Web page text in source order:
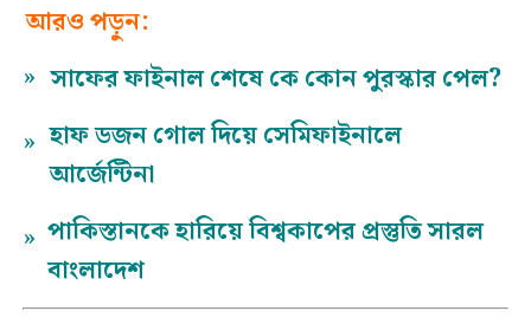
আরও পড়ুন:
» সাফের ফাইনাল শেষে কে কোন পুরস্কার পেল?
» হাফ ডজন গোল দিয়ে সেমিফাইনালে
আর্জেন্টিনা
» পাকিস্তানকে হারিয়ে বিশ্বকাপের প্রস্তুতি সারল
বাংলাদেশ